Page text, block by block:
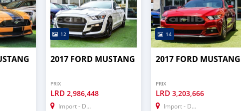
12
2017 FORD MUSTANG
PRIX
LRD 2,986,448
Import - Dubai
14
2017 FORD MUSTANG
PRIX
LRD 3,203,666
Import - Dubai